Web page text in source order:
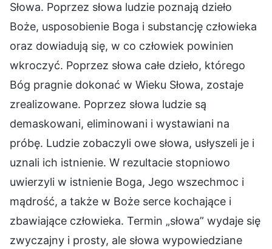
Słowa. Poprzez słowa ludzie poznają dzieło
Boże, usposobienie Boga i substancję człowieka
oraz dowiadują się, w co człowiek powinien
wkroczyć. Poprzez słowa całe dzieło, którego
Bóg pragnie dokonać w Wieku Słowa, zostaje
zrealizowane. Poprzez słowa ludzie są
demaskowani, eliminowani i wystawiani na
próbę. Ludzie zobaczyli owe słowa, usłyszeli je i
uznali ich istnienie. W rezultacie stopniowo
uwierzyli w istnienie Boga, Jego wszechmoc i
mądrość, a także w Boże serce kochające i
zbawiające człowieka. Termin „słowa” wydaje się
zwyczajny i prosty, ale słowa wypowiedziane